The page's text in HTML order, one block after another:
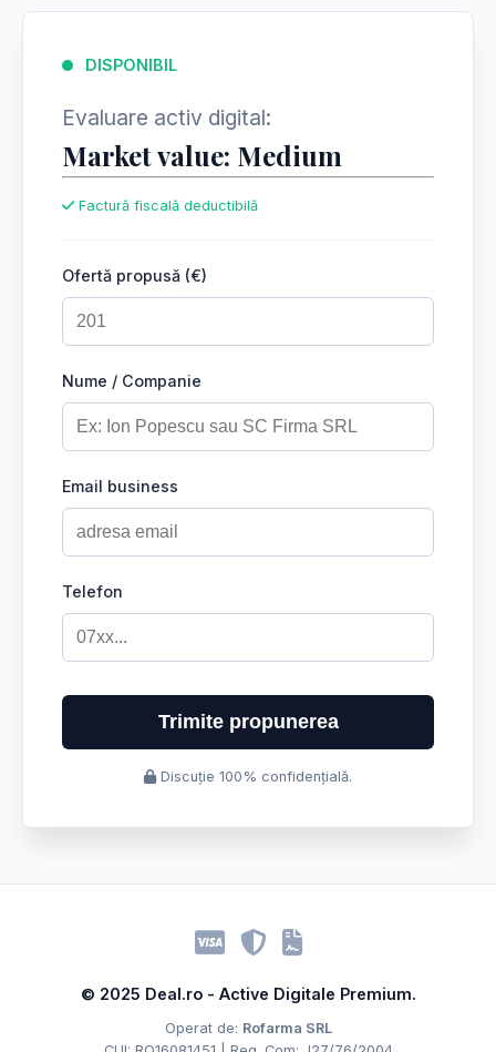
DISPONIBIL
Evaluare activ digital:
Market value: Medium
Factură fiscală deductibilă
Ofertă propusă (€)
Nume / Companie
Email business
Telefon
Trimite propunerea
Discuție 100% confidențială.
© 2025 Deal.ro - Active Digitale Premium.
Operat de: Rofarma SRL